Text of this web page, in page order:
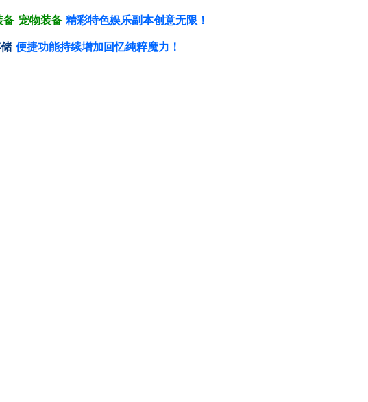
备 宠物装备 精彩特色娱乐副本创意无限！
便捷功能持续增加回忆纯粹魔力！